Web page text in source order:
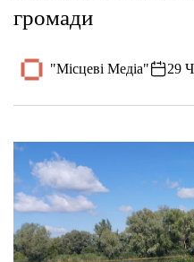
громади
"Місцеві Медіа" 29